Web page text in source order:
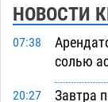
НОВОСТИ
07:38
солью
20:27
Завтра